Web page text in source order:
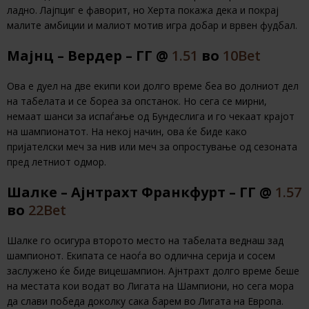
ладно. Лајпциг е фаворит, но Херта покажа дека и покрај
малите амбиции и малиот мотив игра добар и врвен фудбал.
Мајнц – Вердер – ГГ @ 1.51 во 10Bet
Ова е дуел на две екипи кои долго време беа во долниот дел
на табелата и се бореа за опстанок. Но сега се мирни,
немаат шанси за испаѓање од Бундеслига и го чекаат крајот
на шампионатот. На некој начин, ова ќе биде како
пријателски меч за нив или меч за опростување од сезоната
пред летниот одмор.
Шалке – Ајнтрахт Франкфурт – ГГ @ 1.57
во 22Bet
Шалке го осигура второто место на табелата веднаш зад
шампионот. Екипата се наоѓа во одлична серија и сосем
заслужено ќе биде вицешампион. Ајнтрахт долго време беше
на местата кои водат во Лигата на Шампиони, но сега мора
да слави победа доколку сака барем во Лигата на Европа.